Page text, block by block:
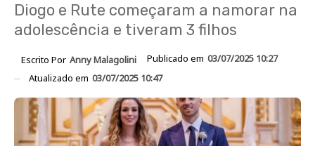
Diogo e Rute começaram a namorar na
adolescência e tiveram 3 filhos
Escrito Por Anny Malagolini Publicado em 03/07/2025 10:27
Atualizado em 03/07/2025 10:47